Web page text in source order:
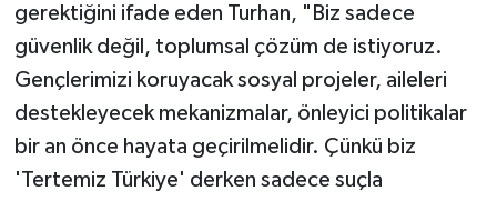
gerektiğini ifade eden Turhan, "Biz sadece
güvenlik değil, toplumsal çözüm de istiyoruz.
Gençlerimizi koruyacak sosyal projeler, aileleri
destekleyecek mekanizmalar, önleyici politikalar
bir an önce hayata geçirilmelidir. Çünkü biz
'Tertemiz Türkiye' derken sadece suçla